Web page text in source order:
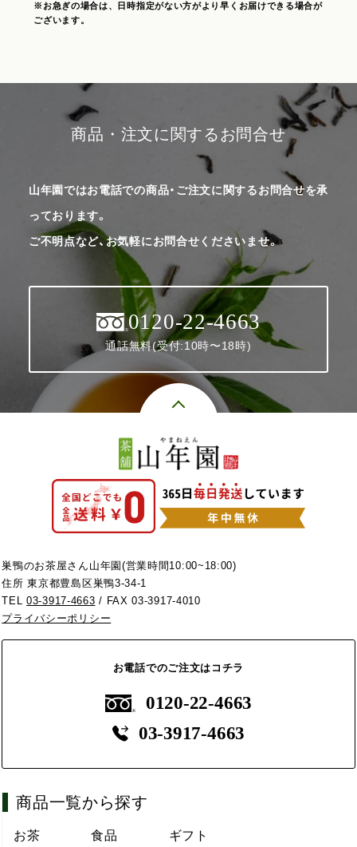
※お急ぎの場合は、日時指定がない方がより早くお届けできる場合が
ございます。
商品・注文に関するお問合せ
山年園ではお電話での商品・ご注文に関するお問合せを承
っております。
ご不明点など、お気軽にお問合せくださいませ。
0120-22-4663
通話無料(受付:10時〜18時)
巣鴨のお茶屋さん山年園(営業時間10:00~18:00)
住所 東京都豊島区巣鴨3-34-1
TEL03-3917-4663 / FAX 03-3917-4010
プライバシーポリシー
お電話でのご注文はコチラ
0120-22-4663
03-3917-4663
商品一覧から探す
お茶 食品 ギフト